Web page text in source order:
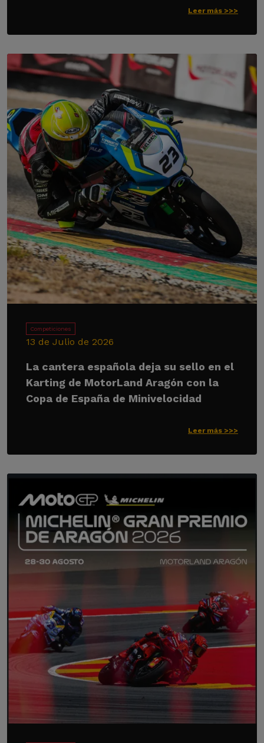
Leer más >>>
Competiciones
13 de Julio de 2026
La cantera española deja su sello en el
Karting de MotorLand Aragón con la
Copa de España de Minivelocidad
Leer más >>>